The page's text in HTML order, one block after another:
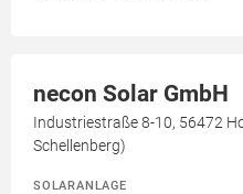
necon Solar GmbH
Industriestraße 8-10, 56472
Schellenberg)
SOLARANLAGE